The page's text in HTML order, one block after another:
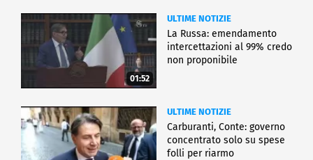
01:52
ULTIME NOTIZIE
La Russa: emendamento
intercettazioni al 99% credo
non proponibile
ULTIME NOTIZIE
Carburanti, Conte: governo
concentrato solo su spese
folli per riarmo